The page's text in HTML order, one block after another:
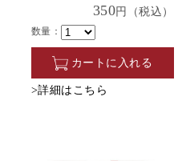
350円（税込）
数量：
カートに入れる
>詳細はこちら